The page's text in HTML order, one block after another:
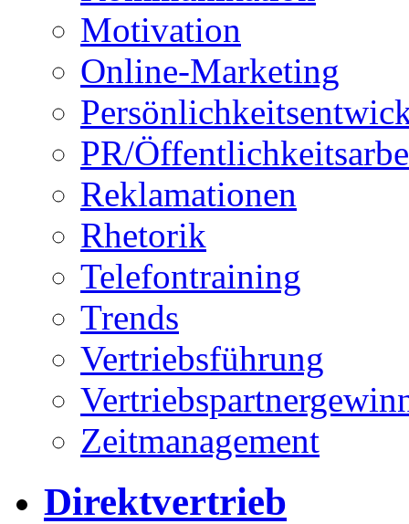
Motivation
Online-Marketing
PR/
Reklamationen
Rhetorik
Telefontraining
Trends
Vertriebsführung
Zeitmanagement
Direktvertrieb